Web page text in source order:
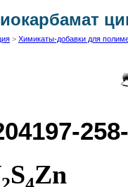
> Химикаты-добавки для
S Zn